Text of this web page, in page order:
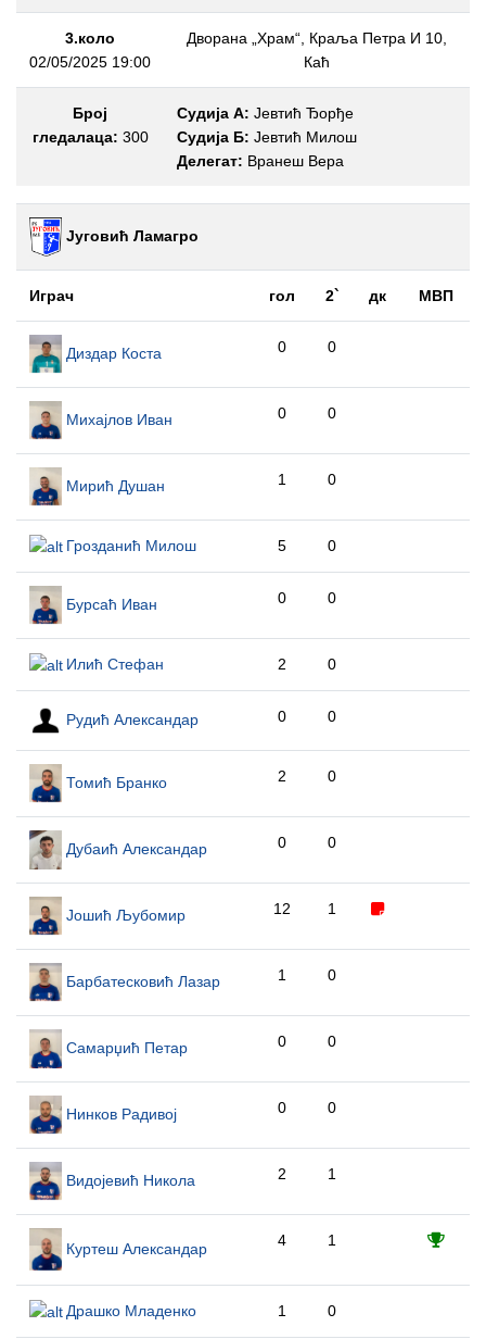
3.коло
02/05/2025 19:00
Дворана „Храм“, Краља Петра И 10,
Каћ
Број
гледалаца: 300
Судија А: Јевтић Ђорђе
Судија Б: Јевтић Милош
Делегат: Вранеш Вера
Југовић Ламагро
Играч гол 2` дк МВП
Диздар Коста 0 0
Михајлов Иван 0 0
Мирић Душан 1 0
Грозданић Милош 5 0
Бурсаћ Иван 0 0
Илић Стефан 2 0
Рудић Александар 0 0
Томић Бранко 2 0
Дубаић Александар 0 0
Јошић Љубомир 12 1
Барбатесковић Лазар 1 0
Самарџић Петар 0 0
Нинков Радивој 0 0
Видојевић Никола 2 1
Куртеш Александар 4 1
Драшко Младенко 1 0